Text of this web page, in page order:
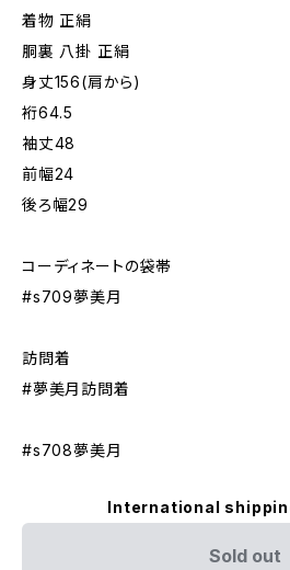
着物 正絹
胴裏 八掛 正絹
身丈156(肩から)
裄64.5
袖丈48
前幅24
後ろ幅29
コーディネートの袋帯
#s709夢美月
訪問着
#夢美月訪問着
#s708夢美月
International
Sold out